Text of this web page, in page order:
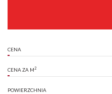
CENA
CENA ZA M2
POWIERZCHNIA